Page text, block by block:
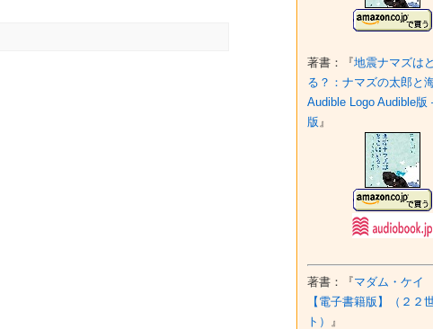
著書：『地震ナマズは
る？：ナマズの太郎と
Audible Logo Audible版
版』
著書：『マダム・ケイ
【電子書籍版】（２２
ト）
』